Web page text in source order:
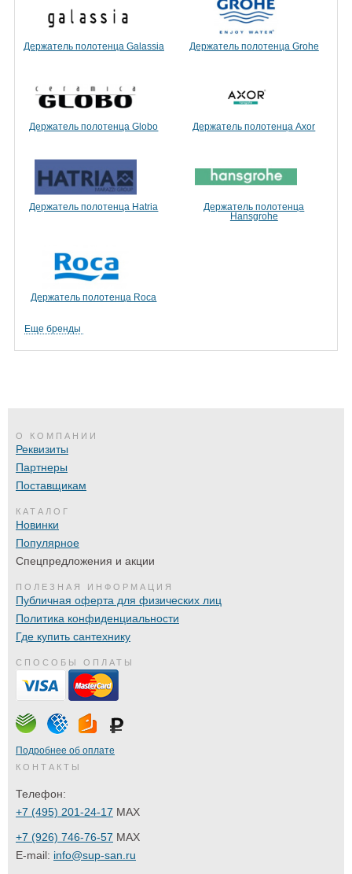
Держатель полотенца Galassia Держатель полотенца Grohe
Держатель полотенца Globo Держатель полотенца Axor
Держатель полотенца Hatria
Держатель полотенца
Hansgrohe
Держатель полотенца Roca
Еще бренды
О КОМПАНИИ
Реквизиты
Партнеры
Поставщикам
КАТАЛОГ
Новинки
Популярное
Спецпредложения и акции
ПОЛЕЗНАЯ ИНФОРМАЦИЯ
Публичная оферта для физических лиц
Политика конфиденциальности
Где купить сантехнику
СПОСОБЫ ОПЛАТЫ
Подробнее об оплате
КОНТАКТЫ
Телефон:
+7 (495) 201-24-17 MAX
+7 (926) 746-76-57 MAX
E-mail: info@sup-san.ru